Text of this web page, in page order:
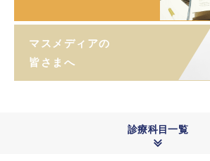
マスメディアの
皆さまへ
診療科目一覧